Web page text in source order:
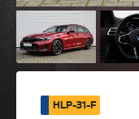
HLP-31-F